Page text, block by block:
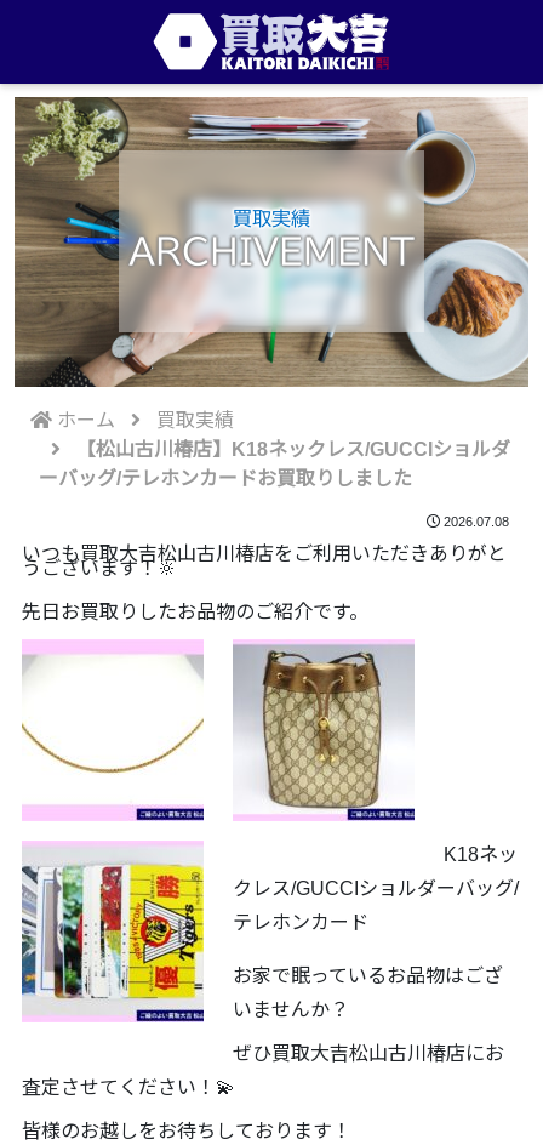
買取実績
ARCHIVEMENT
ホーム
買取実績
【松山古川椿店】K18ネックレス/GUCCIショルダ
ーバッグ/テレホンカードお買取りしました
2026.07.08
いつも買取大吉松山古川椿店をご利用いただきありがと
うございます！🔆
先日お買取りしたお品物のご紹介です。
K18ネッ
クレス/GUCCIショルダーバッグ/
テレホンカード
お家で眠っているお品物はござ
いませんか？
ぜひ買取大吉松山古川椿店にお
査定させてください！💫
皆様のお越しをお待ちしております！